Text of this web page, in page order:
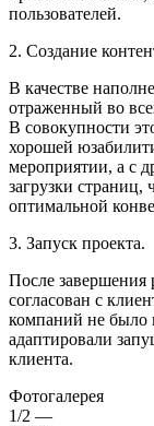
пользователей.
2. Создание
В качестве
отраженный во
В совокупности
хорошей
мероприятии, а с
загрузки страниц,
оптимальной
3. Запуск проекта.
После завершения
согласован с
компаний не было
адаптировали
клиента.
Фотогалерея
1/2 —